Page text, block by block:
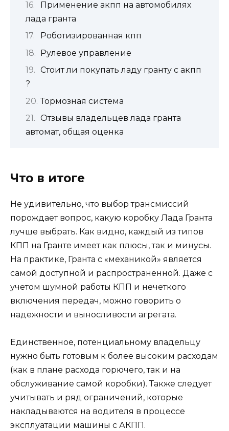
Применение акпп на автомобилях
лада гранта
Роботизированная кпп
Рулевое управление
Стоит ли покупать ладу гранту с акпп
?
Тормозная система
Отзывы владельцев лада гранта
автомат, общая оценка
Что в итоге
Не удивительно, что выбор трансмиссий
порождает вопрос, какую коробку Лада Гранта
лучше выбрать. Как видно, каждый из типов
КПП на Гранте имеет как плюсы, так и минусы.
На практике, Гранта с «механикой» является
самой доступной и распространенной. Даже с
учетом шумной работы КПП и нечеткого
включения передач, можно говорить о
надежности и выносливости агрегата.
Единственное, потенциальному владельцу
нужно быть готовым к более высоким расходам
(как в плане расхода горючего, так и на
обслуживание самой коробки). Также следует
учитывать и ряд ограничений, которые
накладываются на водителя в процессе
эксплуатации машины с АКПП.